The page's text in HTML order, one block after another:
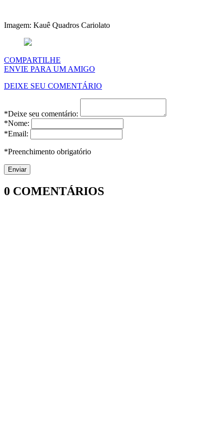
Imagem: Kauê Quadros Cariolato
COMPARTILHE
ENVIE PARA UM AMIGO
DEIXE SEU COMENTÁRIO
*Deixe seu comentário:
*Nome:
*Email:
*Preenchimento obrigatório
0 COMENTÁRIOS